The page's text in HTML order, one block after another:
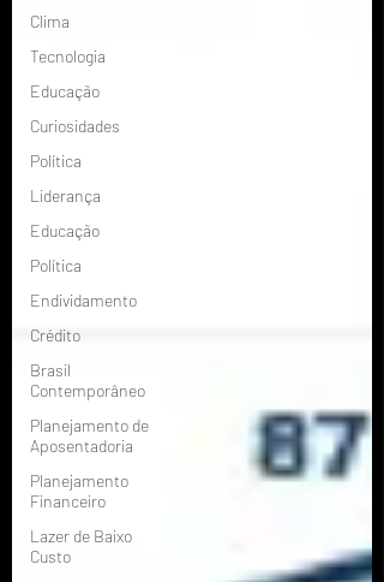
Clima
Tecnologia
Educação
Curiosidades
Política
Liderança
Educação
Política
Endividamento
Crédito
Brasil
Contemporâneo
Planejamento de
Aposentadoria
Planejamento
Financeiro
Lazer de Baixo
Custo